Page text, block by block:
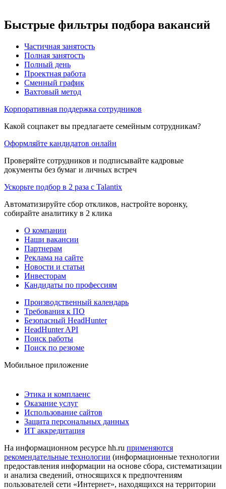
Быстрые фильтры подбора вакансий
Частичная занятость
Полная занятость
Полный день
Проектная работа
Сменный график
Вахтовый метод
Корпоративная поддержка сотрудников
Какой соцпакет вы предлагаете семейным сотрудникам?
Оформляйте кандидатов онлайн
Проверяйте сотрудников и подписывайте кадровые
документы без бумаг и личных встреч
Ускорьте подбор в 2 раза с Talantix
Автоматизируйте сбор откликов, настройте воронку,
собирайте аналитику в 2 клика
О компании
Наши вакансии
Партнерам
Реклама на сайте
Новости и статьи
Инвесторам
Кандидаты по профессиям
Производственный календарь
Требования к ПО
Безопасный HeadHunter
HeadHunter API
Поиск работы
Поиск по резюме
Мобильное приложение
Этика и комплаенс
Оказание услуг
Использование сайтов
Защита персональных данных
ИТ аккредитация
На информационном ресурсе hh.ru применяются
рекомендательные технологии (информационные технологии
предоставления информации на основе сбора, систематизации
и анализа сведений, относящихся к предпочтениям
пользователей сети «Интернет», находящихся на территории